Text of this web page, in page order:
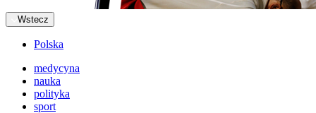
Wstecz
Polska
medycyna
nauka
polityka
sport